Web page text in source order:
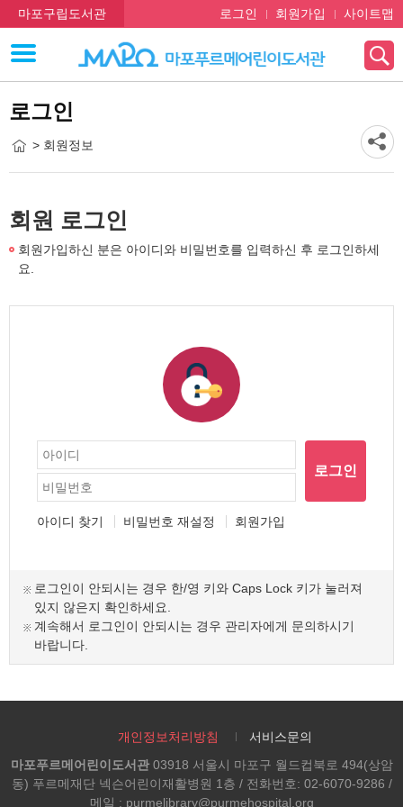
마포구립도서관 로그인 회원가입 사이트맵
로그인
> 회원정보
회원 로그인
회원가입하신 분은 아이디와 비밀번호를 입력하신 후 로그인하세
요.
로그인
아이디 찾기 비밀번호 재설정 회원가입
로그인이 안되시는 경우 한/영 키와 Caps Lock 키가 눌러져
있지 않은지 확인하세요.
계속해서 로그인이 안되시는 경우 관리자에게 문의하시기
바랍니다.
개인정보처리방침
서비스문의
마포푸르메어린이도서관03918 서울시 마포구 월드컵북로 494(상암
동) 푸르메재단 넥슨어린이재활병원 1층 / 전화번호: 02-6070-9286 /
메일 : purmelibrary@purmehospital.org